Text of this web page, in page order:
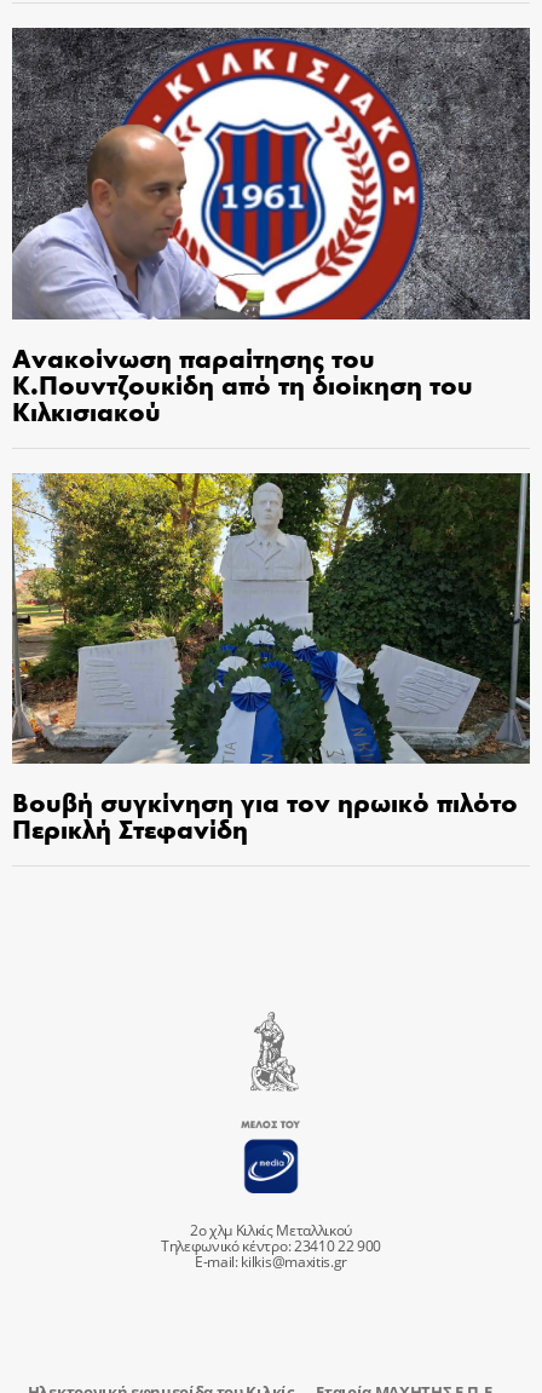
Ανακοίνωση παραίτησης του
Κ.Πουντζουκίδη από τη διοίκηση του
Κιλκισιακού
Βουβή συγκίνηση για τον ηρωικό πιλότο
Περικλή Στεφανίδη
2ο χλμ Κιλκίς Μεταλλικού
Τηλεφωνικό κέντρο: 23410 22 900
E-mail:kilkis@maxitis.gr